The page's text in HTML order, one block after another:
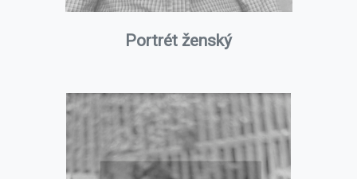
Portrét ženský